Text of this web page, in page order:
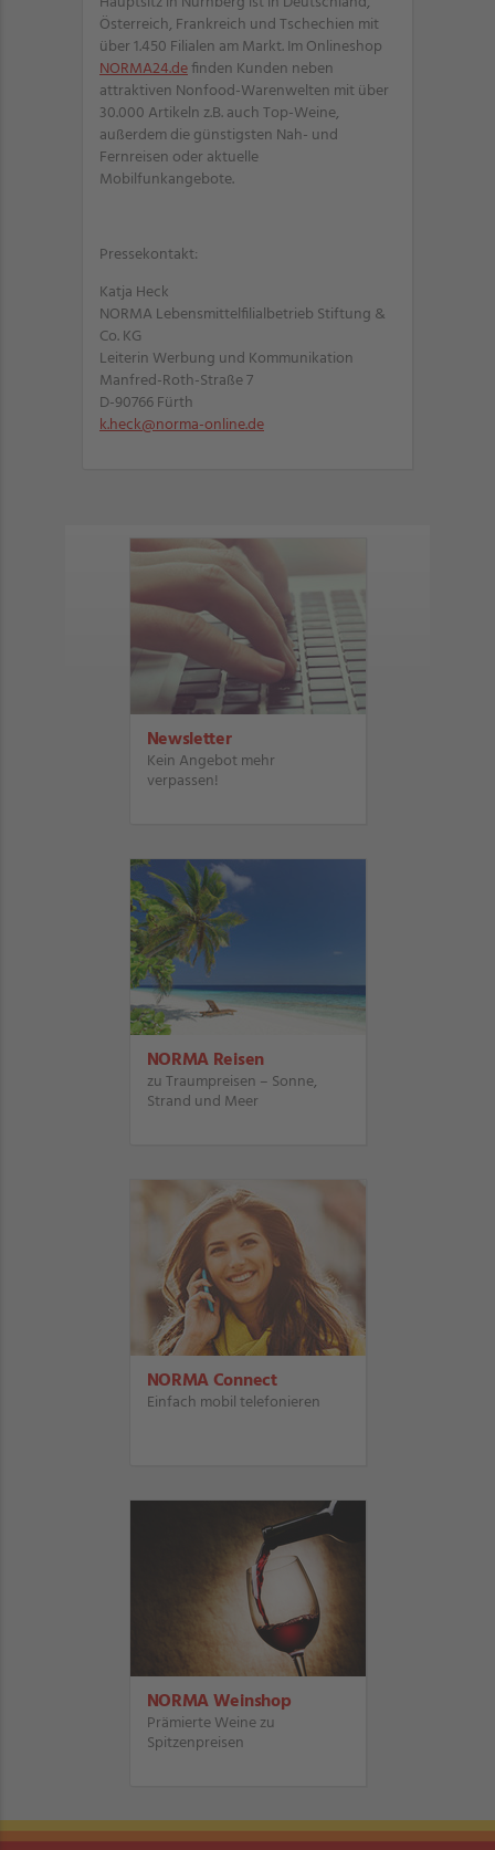
Österreich, Frankreich und Tschechien mit
über 1.450 Filialen am Markt. Im Onlineshop
NORMA24.definden Kunden neben
attraktiven Nonfood-Warenwelten mit über
30.000 Artikeln z.B. auch Top-Weine,
außerdem die günstigsten Nah- und
Fernreisen oder aktuelle
Mobilfunkangebote.
Pressekontakt:
Katja Heck
NORMA Lebensmittelfilialbetrieb Stiftung &
Co. KG
Leiterin Werbung und Kommunikation
Manfred-Roth-Straße 7
D-90766 Fürth
k.heck@norma-online.de
Newsletter
Kein Angebot mehr
verpassen!
NORMA Reisen
zu Traumpreisen – Sonne,
Strand und Meer
NORMA Connect
Einfach mobil telefonieren
NORMA Weinshop
Prämierte Weine zu
Spitzenpreisen